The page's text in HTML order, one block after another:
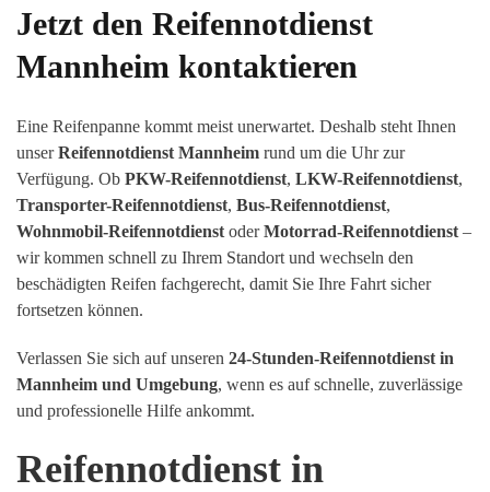
Jetzt den Reifennotdienst
Mannheim kontaktieren
Eine Reifenpanne kommt meist unerwartet. Deshalb steht Ihnen
unserReifennotdienst Mannheim rund um die Uhr zur
Verfügung. Ob PKW-Reifennotdienst, LKW-Reifennotdienst,
Transporter-Reifennotdienst, Bus-Reifennotdienst,
Wohnmobil-Reifennotdienst oderMotorrad-Reifennotdienst –
wir kommen schnell zu Ihrem Standort und wechseln den
beschädigten Reifen fachgerecht, damit Sie Ihre Fahrt sicher
fortsetzen können.
Verlassen Sie sich auf unseren 24-Stunden-Reifennotdienst in
Mannheim und Umgebung, wenn es auf schnelle, zuverlässige
und professionelle Hilfe ankommt.
Reifennotdienst in